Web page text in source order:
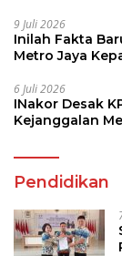
9 Juli 2026
Inilah Fakta
Metro Jaya
6 Juli 2026
INakor Desak
Kejanggalan
Pendidikan